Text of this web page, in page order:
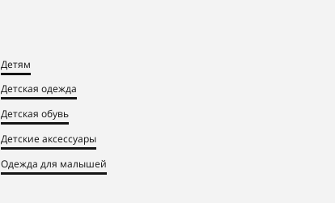
Детям
Детская одежда
Детская обувь
Детские аксессуары
Одежда для малышей